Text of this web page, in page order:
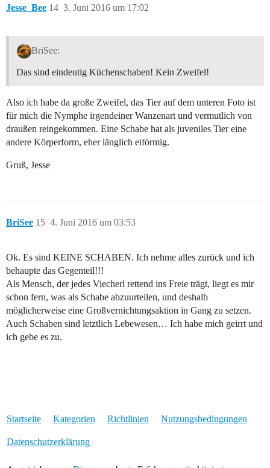
Jesse_Bee 3. Juni 2016 um 17:02
14
BriSee:
Das sind eindeutig Küchenschaben! Kein Zweifel!
Also ich habe da große Zweifel, das Tier auf dem unteren Foto ist
für mich die Nymphe irgendeiner Wanzenart und vermutlich von
draußen reingekommen. Eine Schabe hat als juveniles Tier eine
andere Körperform, eher länglich eiförmig.
Gruß, Jesse
BriSee 4. Juni 2016 um 03:53
15
Ok. Es sind KEINE SCHABEN. Ich nehme alles zurück und ich
behaupte das Gegenteil!!!
Als Mensch, der jedes Viecherl rettend ins Freie trägt, liegt es mir
schon fern, was als Schabe abzuurteilen, und deshalb
möglicherweise eine Großvernichtungsaktion in Gang zu setzen.
Auch Schaben sind letztlich Lebewesen… Ich habe mich geirrt und
ich gebe es zu.
Startseite Kategorien Richtlinien Nutzungsbedingungen
Datenschutzerklärung